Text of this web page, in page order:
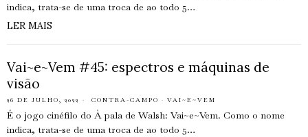
indica, trata-se de uma troca de ao todo 5…
LER MAIS
Vai~e~Vem #45: espectros e máquinas de
visão
26 DE JULHO, 2022 CONTRA-CAMPO · VAI~E~VEM
É o jogo cinéfilo do À pala de Walsh: Vai~e~Vem. Como o nome
indica, trata-se de uma troca de ao todo 5…